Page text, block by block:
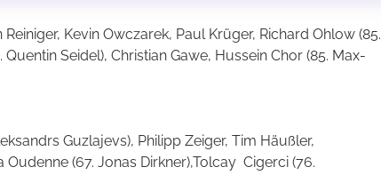
Kevin Owczarek, Paul Krüger, Richard Ohlow (85.
Seidel), Christian Gawe, Hussein Chor (85. Max-
Guzlajevs), Philipp Zeiger, Tim Häußler,
(67. Jonas Dirkner),Tolcay Cigerci (76.